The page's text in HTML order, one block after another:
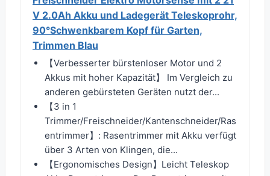
V 2.0Ah Akku und Ladegerät Teleskoprohr,
90°Schwenkbarem Kopf für Garten,
Trimmen Blau
【Verbesserter bürstenloser Motor und 2
Akkus mit hoher Kapazität】 Im Vergleich zu
anderen gebürsteten Geräten nutzt der...
【3 in 1
Trimmer/Freischneider/Kantenschneider/Ras
entrimmer】: Rasentrimmer mit Akku verfügt
über 3 Arten von Klingen, die...
【Ergonomisches Design】Leicht Teleskop